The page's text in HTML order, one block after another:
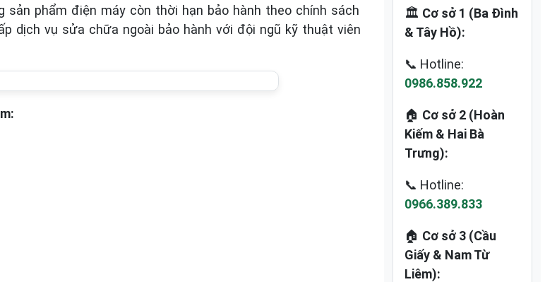
sản phẩm điện máy còn thời hạn bảo hành theo chính sách
dịch vụ sửa chữa ngoài bảo hành với đội ngũ kỹ thuật viên
🏛️ Cơ sở 1 (Ba Đình
& Tây Hồ):
📞 Hotline:
0986.858.922
🏠 Cơ sở 2 (Hoàn
Kiếm & Hai Bà
Trưng):
📞 Hotline:
0966.389.833
🏠 Cơ sở 3 (Cầu
Giấy & Nam Từ
Liêm):